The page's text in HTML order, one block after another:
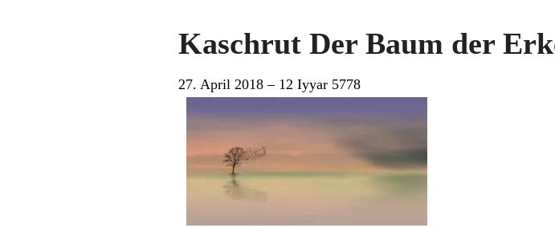
Kaschrut Der Baum der
27. April 2018 – 12 Iyyar 5778